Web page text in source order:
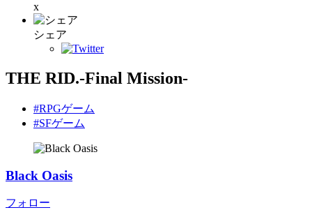
x
シェア
THE RID.-Final Mission-
#RPGゲーム
#SFゲーム
Black Oasis
フォロー